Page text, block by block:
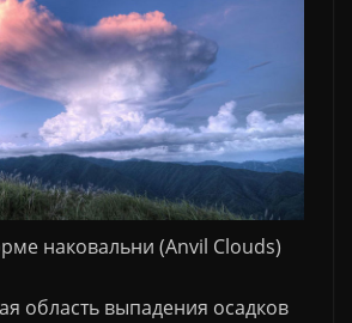
наковальни (Anvil Clouds)
область выпадения осадков